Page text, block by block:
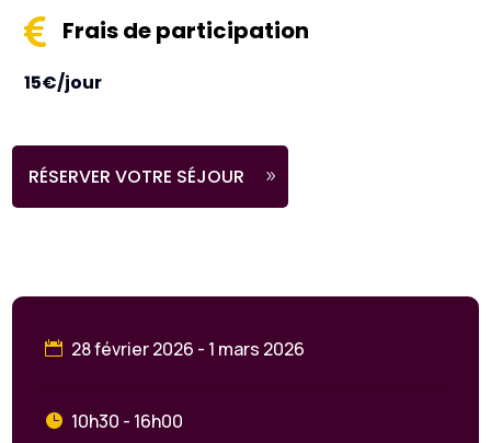
 Frais de participation
15€/jour
RÉSERVER VOTRE SÉJOUR
28 février 2026 - 1 mars 2026
10h30 - 16h00